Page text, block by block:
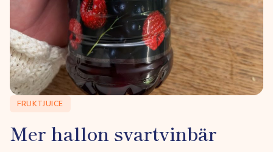
FRUKTJUICE
Mer hallon svartvinbär